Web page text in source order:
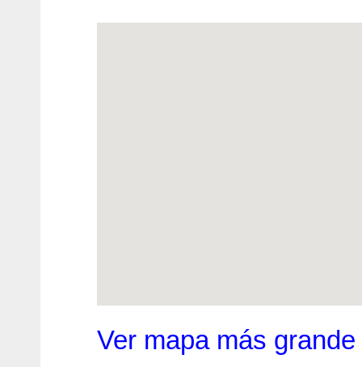
Ver mapa más grande